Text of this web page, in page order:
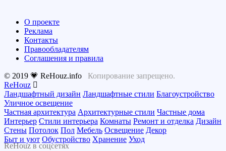
О проекте
Реклама
Контакты
Правообладателям
Соглашения и правила
© 2019 💗 ReHouz.info Копирование запрещено.
ReHouz
Ландшафтный дизайн Ландшафтные стили Благоустройство
Уличное освещение
Частная архитектура Архитектурные стили Частные дома
Интерьер Стили интерьера Комнаты Ремонт и отделка Дизайн
Стены Потолок Пол Мебель Освещение Декор
Быт и уют Обустройство Хранение Уход
ReHouz в соцсетях